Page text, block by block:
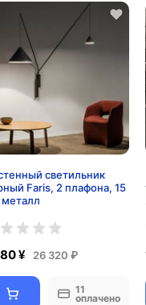
светильник
Faris, 2 плафона, 15
металл
¥ 26 320 ₽
11
оплачено